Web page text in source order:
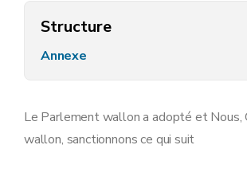
Structure
Annexe
Le Parlement wallon a adopté et Nous,
wallon, sanctionnons ce qui suit